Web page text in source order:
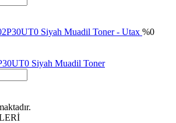
%0
Siyah Muadil Toner